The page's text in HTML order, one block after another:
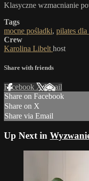
Klasyczne wzmacnianie
Tags
mocne pośladki, pilates
Crew
Karolina Libelt host
Share with friends
Facebook XEmail
Share on Facebook
Share on X
Share via Email
Up Next in